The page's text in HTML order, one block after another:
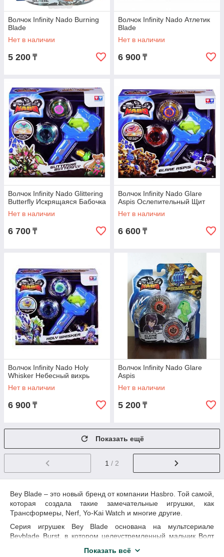
Волчок Infinity Nado Burning
Blade
Нет в наличии
5 200 ₸
Волчок Infinity Nado Атлетик
Blade
Нет в наличии
6 900 ₸
Волчок Infinity Nado Glittering
Butterfly Искрящаяся Бабочка
Нет в наличии
6 700 ₸
Волчок Infinity Nado Glare
Aspis Ослепительный Щит
Нет в наличии
6 600 ₸
Волчок Infinity Nado Holy
Whisker Небесный вихрь
Нет в наличии
6 900 ₸
Волчок Infinity Nado Glare
Aspis
Нет в наличии
5 200 ₸
Показать ещё
1 / 2
Bey Blade – это новый бренд от компании Hasbro. Той самой,
которая создала такие замечательные игрушки, как
Трансформеры, Nerf, Yo-Kai Watch и многие другие.
Серия игрушек Bey Blade основана на мультсериале
Beyblade Burst, в котором целеустремленный мальчик Волт
По правилам этой игры каждый участник собирает из трёх
Показать всё